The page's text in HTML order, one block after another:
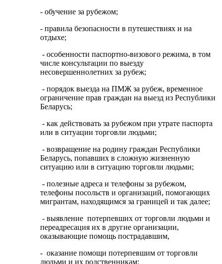
- обучение за рубежом;
- правила безопасности в путешествиях и на
отдыхе;
- особенности паспортно-визового режима, в том
числе консультации по выезду
несовершеннолетних за рубеж;
- порядок выезда на ПМЖ за рубеж, временное
ограничение прав граждан на выезд из Республики
Беларусь;
- как действовать за рубежом при утрате паспорта
или в ситуации торговли людьми;
- возвращение на родину граждан Республики
Беларусь, попавших в сложную жизненную
ситуацию или в ситуацию торговли людьми;
- полезные адреса и телефоны за рубежом,
телефоны посольств и организаций, помогающих
мигрантам, находящимся за границей и так далее;
- выявление потерпевших от торговли людьми и
переадресация их в другие организации,
оказывающие помощь пострадавшим,
- оказание помощи потерпевшим от торговли
людьми и их родственникам;